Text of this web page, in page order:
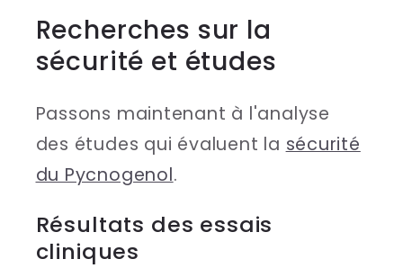
Recherches sur la
sécurité et études
Passons maintenant à l'analyse
des études qui évaluent la sécurité
du Pycnogenol.
Résultats des essais
cliniques